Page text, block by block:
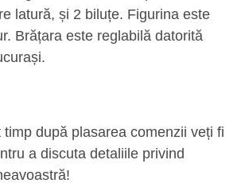
latură, și 2 biluțe. Figurina este
Brățara este reglabilă datorită
după plasarea comenzii veți fi
a discuta detaliile privind